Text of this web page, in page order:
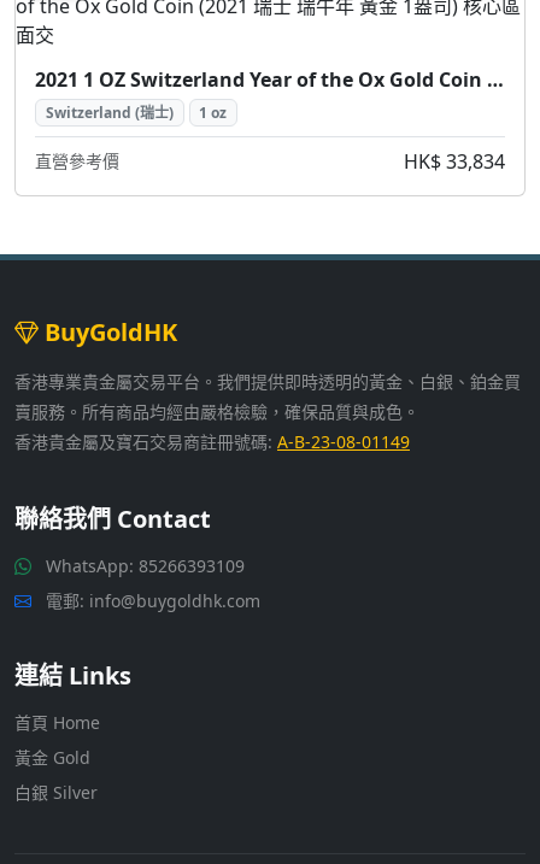
2021 1 OZ Switzerland Year of the Ox Gold Coin (2021 瑞士 瑞牛年 黃金 1盎司)
Switzerland (瑞士) 1 oz
直營參考價 HK$ 33,834
BuyGoldHK
香港專業貴金屬交易平台。我們提供即時透明的黃金、白銀、鉑金買
賣服務。所有商品均經由嚴格檢驗，確保品質與成色。
香港貴金屬及寶石交易商註冊號碼: A-B-23-08-01149
聯絡我們 Contact
WhatsApp: 85266393109
電郵: info@buygoldhk.com
連結 Links
首頁 Home
黃金 Gold
白銀 Silver